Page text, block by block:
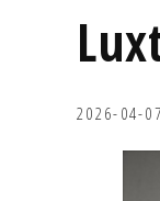
2026-04-07